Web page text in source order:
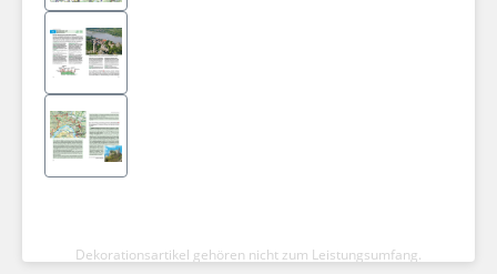
Dekorationsartikel gehören nicht zum Leistungsumfang.